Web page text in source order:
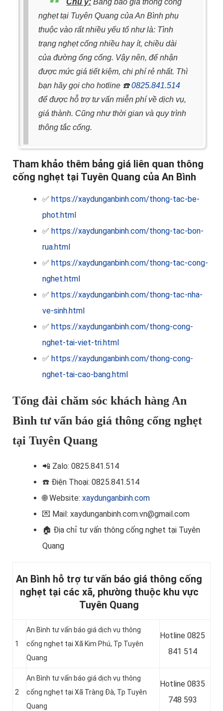
Chú ý: Bảng báo giá thông cống
nghẹt tại Tuyên Quang của An Bình phụ
thuộc vào rất nhiều yếu tố như là: Tình
trạng nghẹt cống nhiều hay ít, chiều dài
của đường ống cống. Vậy nên, để nhận
được mức giá tiết kiệm, chi phí rẻ nhất. Thì
bạn hãy gọi cho hotline ☎️0825.841.514
để được hỗ trợ tư vấn miễn phí về dịch vụ,
giá thành. Cũng như thời gian và quy trình
thông tắc cống.
Tham khảo thêm bảng giá liên quan thông
cống nghẹt tại Tuyên Quang của An Bình
✅ https://xaydunganbinh.com/thong-tac-be-
phot.html
✅ https://xaydunganbinh.com/thong-tac-bon-
rua.html
✅ https://xaydunganbinh.com/thong-tac-cong-
nghet.html
✅ https://xaydunganbinh.com/thong-tac-nha-
ve-sinh.html
✅ https://xaydunganbinh.com/thong-cong-
nghet-tai-viet-tri.html
✅ https://xaydunganbinh.com/thong-cong-
nghet-tai-cao-bang.html
Tổng đài chăm sóc khách hàng An
Bình tư vấn báo giá thông cống nghẹt
tại Tuyên Quang
📲 Zalo: 0825.841.514
☎️ Điện Thoại: 0825.841.514
🌐 Website: xaydunganbinh.com
💌 Mail: xaydunganbinh.com.vn@gmail.com
🏠 Địa chỉ tư vấn thông cống nghẹt tại Tuyên
Quang
An Bình hỗ trợ tư vấn báo giá thông cống
nghẹt tại các xã, phường thuộc khu vực
Tuyên Quang
1
An Bình tư vấn báo giá dịch vụ thông
cống nghẹt tại Xã Kim Phú, Tp Tuyên
Quang
Hotline 0825
841 514
2
An Bình tư vấn báo giá dịch vụ thông
cống nghẹt tại Xã Tràng Đà, Tp Tuyên
Quang
Hotline 0835
748 593